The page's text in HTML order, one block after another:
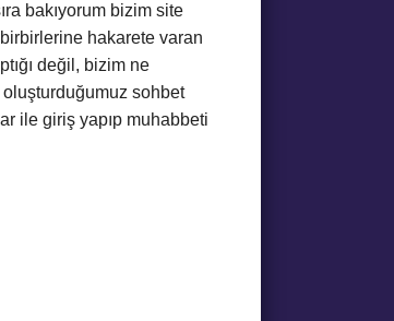
bakıyorum bizim site
hakarete varan
değil, bizim ne
oluşturduğumuz sohbet
ile giriş yapıp muhabbeti